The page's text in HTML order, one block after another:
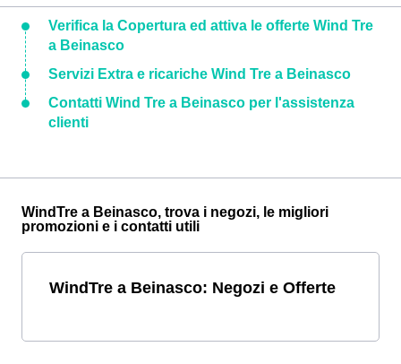
Verifica la Copertura ed attiva le offerte Wind Tre
a Beinasco
Servizi Extra e ricariche Wind Tre a Beinasco
Contatti Wind Tre a Beinasco per l'assistenza
clienti
WindTre a Beinasco, trova i negozi, le migliori
promozioni e i contatti utili
WindTre a Beinasco: Negozi e Offerte